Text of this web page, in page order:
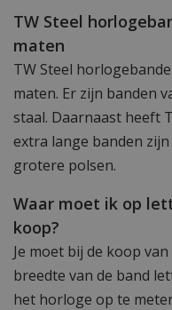
TW Steel
maten
TW Steel
maten. Er zijn banden
staal. Daarnaast heeft
extra lange banden
grotere polsen.
Waar moet ik op
koop?
Je moet bij de koop
breedte van de band
het horloge op te